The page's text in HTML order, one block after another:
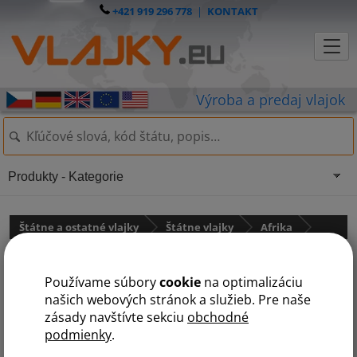
Používame súborycookie na optimalizáciu
našich webových stránok a služieb. Pre naše
zásady navštívte sekciu obchodné
podmienky.
+421 919 296 778| KONTAKT
Štátne a ostatné vlajky Štátne vlajky Afrika
Produkty - Kategorie